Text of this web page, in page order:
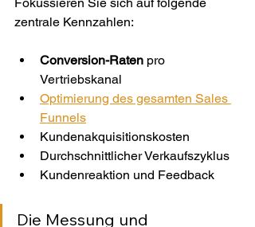
zentrale Kennzahlen:
Conversion-Raten pro
Vertriebskanal
Optimierung des gesamten Sales
Funnels
Kundenakquisitionskosten
Durchschnittlicher Verkaufszyklus
Kundenreaktion und Feedback
Die Messung und